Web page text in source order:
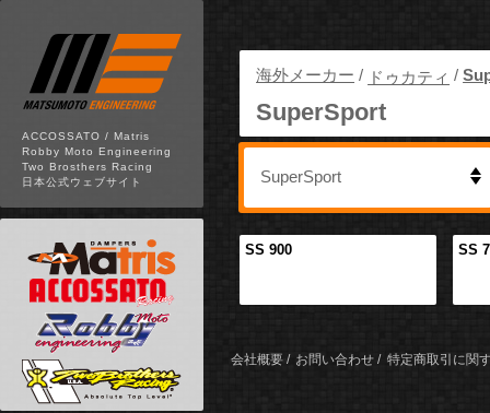
ACCOSSATO / Matris
Robby Moto Engineering
Two Brosthers Racing
日本公式ウェブサイト
海外メーカー / ドゥカティ /
SuperSport
SS 900 SS
会社概要 お問い合わせ 特定商取引に関